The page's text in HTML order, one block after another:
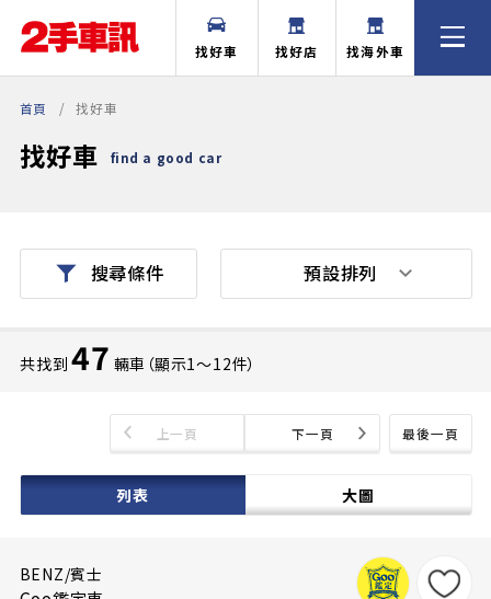
找好車 找好店 找海外車
首頁 找好車
找好車 find a good car
搜尋條件
共找到 47 輛車（顯示1〜12件）
最後一頁
上一頁 下一頁
列表 大圖
預設排列
BENZ/賓士